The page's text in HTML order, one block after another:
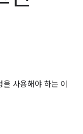
사용해야 하는 이